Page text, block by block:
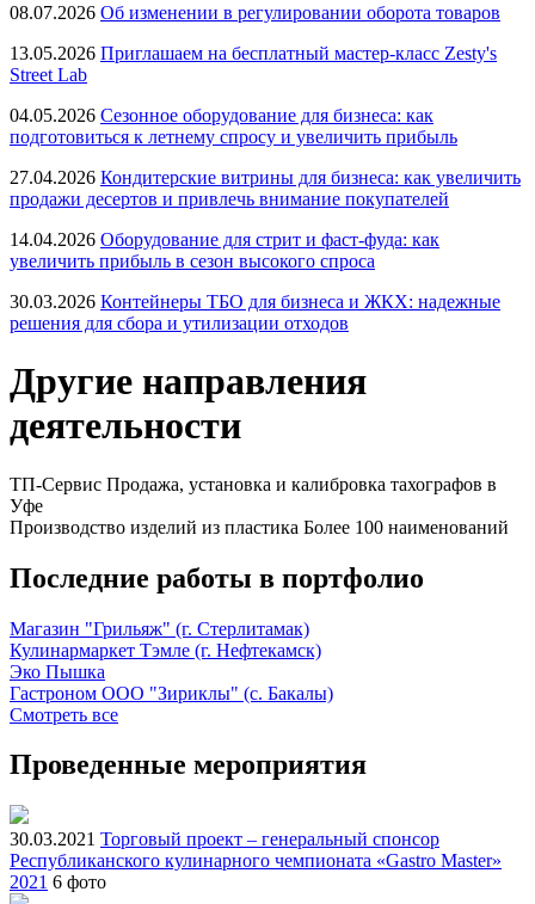
08.07.2026 Об изменении в регулировании оборота товаров
13.05.2026 Приглашаем на бесплатный мастер-класс Zesty's
Street Lab
04.05.2026 Сезонное оборудование для бизнеса: как
подготовиться к летнему спросу и увеличить прибыль
27.04.2026 Кондитерские витрины для бизнеса: как увеличить
продажи десертов и привлечь внимание покупателей
14.04.2026 Оборудование для стрит и фаст-фуда: как
увеличить прибыль в сезон высокого спроса
30.03.2026 Контейнеры ТБО для бизнеса и ЖКХ: надежные
решения для сбора и утилизации отходов
Другие направления
деятельности
ТП-Сервис Продажа, установка и калибровка тахографов в
Уфе
Производство изделий из пластика Более 100 наименований
Последние работы в портфолио
Магазин "Грильяж" (г. Стерлитамак)
Кулинармаркет Тэмле (г. Нефтекамск)
Эко Пышка
Гастроном ООО "Зириклы" (с. Бакалы)
Смотреть все
Проведенные мероприятия
30.03.2021 Торговый проект – генеральный спонсор
Республиканского кулинарного чемпионата «Gastro Master»
2021 6 фото